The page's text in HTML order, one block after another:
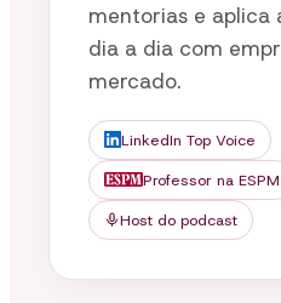
mentorias e aplica
dia a dia com
mercado.
LinkedIn Top Voice
Professor na ESPM
Host do podcast